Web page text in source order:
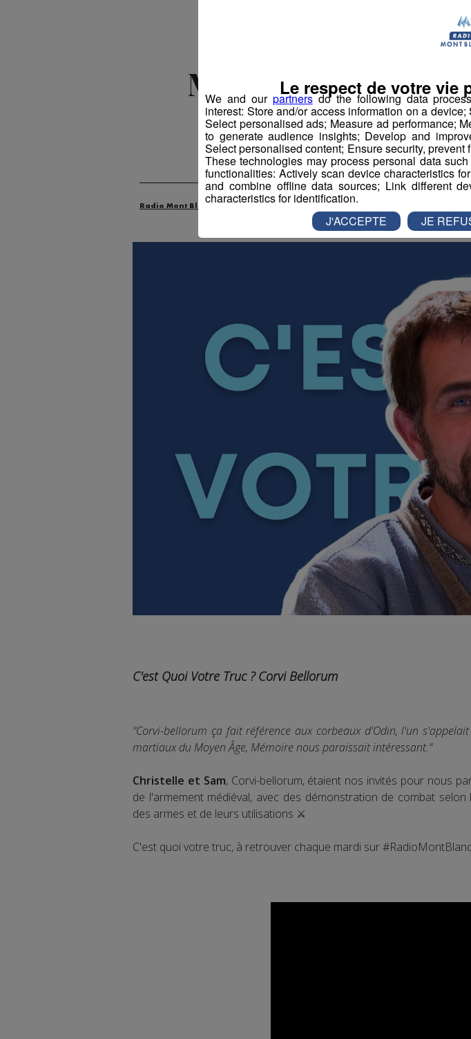
Magland : une
combats
Publié par
Radio Mont Blanc
C'est Quoi Votre Truc ? Corvi Bellorum
"Corvi-bellorum ça fait référence aux corbeaux d'Odin, l'un
martiaux du Moyen Âge, Mémoire nous paraissait intéressant."
Christelle et Sam, Corvi-bellorum, étaient nos invités pour nous
de l'armement médiéval, avec des démonstration de combat
des armes et de leurs utilisations ⚔️
C'est quoi votre truc, à retrouver chaque mardi sur
We and our partnersdo the following data
interest: Store and/or access information on a
Select personalised ads; Measure ad performance;
to generate audience insights; Develop and
Select personalised content; Ensure security,
These technologies may process personal data
functionalities: Actively scan device characteristics
and combine offline data sources; Link different
characteristics for identification.
Le respect de votre vie
J'ACCEPTE JE